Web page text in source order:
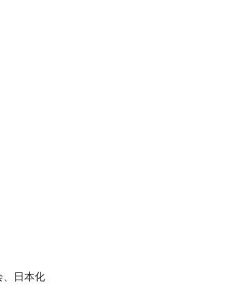
、日本化